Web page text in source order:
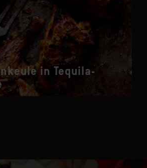
in Tequila-